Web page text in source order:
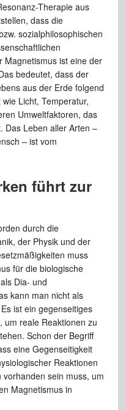
Therapie aus
dass die
sozialphilosophischen
Magnetismus ist eine der
bedeutet, dass der
aus der Erde folgend
Licht, Temperatur,
Umweltfaktoren, das
Das Leben aller Arten –
– ist vom
führt zur
durch die
der Physik und der
muss
für die biologische
Dia- und
kann man nicht als
ist ein gegenseitiges
um reale Reaktionen zu
Schon der Begriff
eine Gegenseitigkeit
Reaktionen
sein muss, um
Magnetismus in